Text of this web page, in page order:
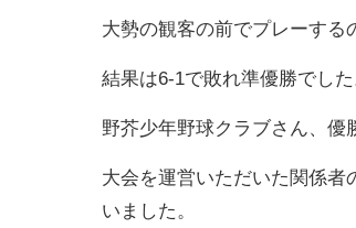
大勢の観客の前でプレーする
結果は6-1で敗れ準優勝でした
野芥少年野球クラブさん、優
大会を運営いただいた関係
いました。